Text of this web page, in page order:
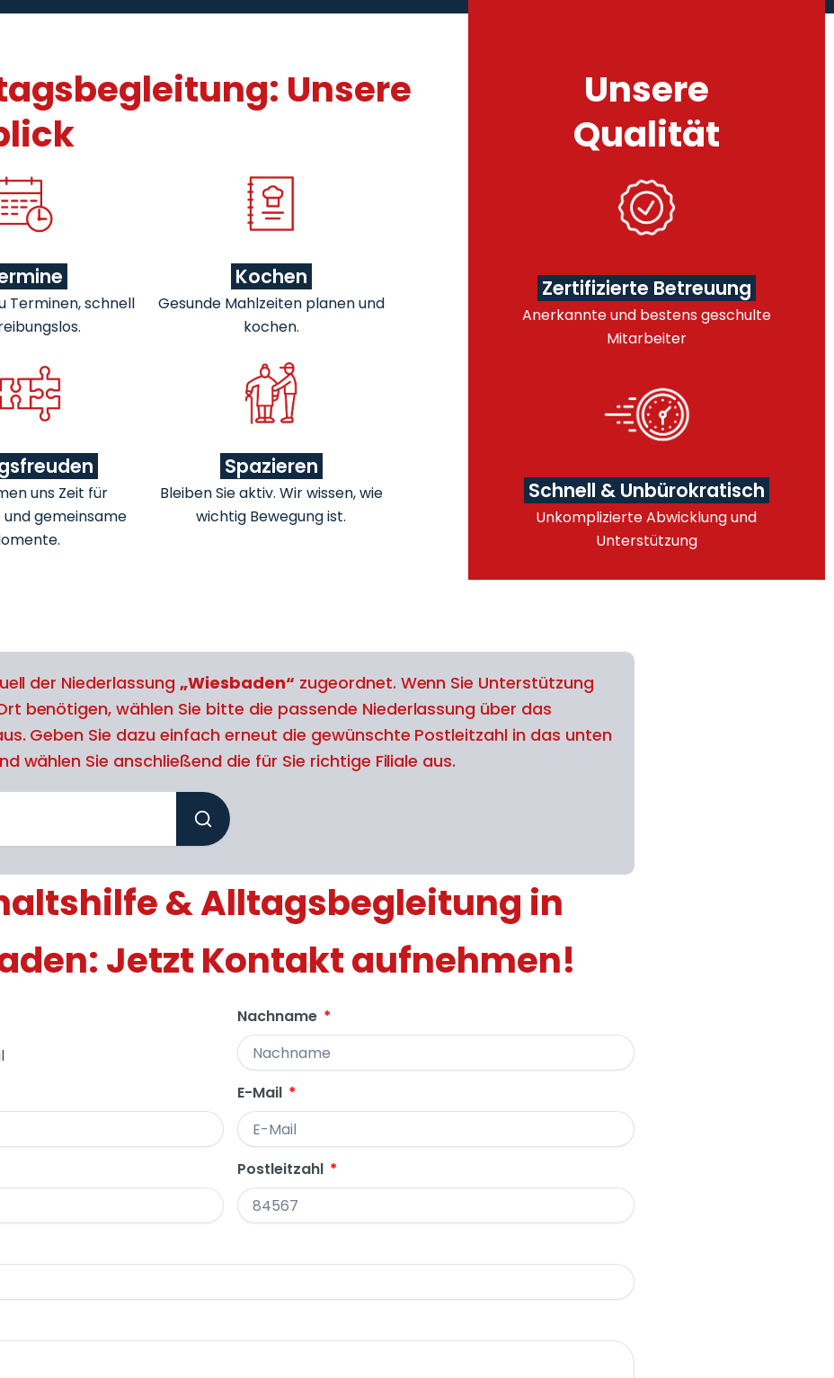
Unsere
Terminen, schnell
Kochen
Gesunde Mahlzeiten planen und
kochen.
uns Zeit für
gemeinsame
Spazieren
Bleiben Sie aktiv. Wir wissen, wie
wichtig Bewegung ist.
Unsere
Qualität
Zertifizierte Betreuung
Anerkannte und bestens geschulte
Mitarbeiter
Schnell & Unbürokratisch
Unkomplizierte Abwicklung und
Unterstützung
der Niederlassung„Wiesbaden“ zugeordnet. Wenn Sie Unterstützung
benötigen, wählen Sie bitte die passende Niederlassung über das
Geben Sie dazu einfach erneut die gewünschte Postleitzahl in das unten
wählen Sie anschließend die für Sie richtige Filiale aus.
& Alltagsbegleitung in
Jetzt Kontakt aufnehmen!
Nachname
E-Mail
Postleitzahl